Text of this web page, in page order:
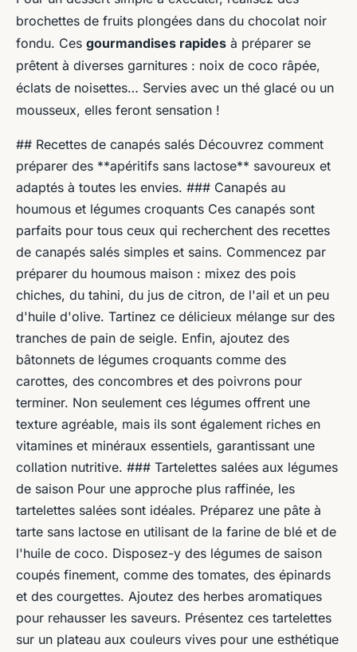
brochettes de fruits plongées dans du chocolat noir
fondu. Ces gourmandises rapides à préparer se
prêtent à diverses garnitures : noix de coco râpée,
éclats de noisettes… Servies avec un thé glacé ou un
mousseux, elles feront sensation !
## Recettes de canapés salés Découvrez comment
préparer des **apéritifs sans lactose** savoureux et
adaptés à toutes les envies. ### Canapés au
houmous et légumes croquants Ces canapés sont
parfaits pour tous ceux qui recherchent des recettes
de canapés salés simples et sains. Commencez par
préparer du houmous maison : mixez des pois
chiches, du tahini, du jus de citron, de l'ail et un peu
d'huile d'olive. Tartinez ce délicieux mélange sur des
tranches de pain de seigle. Enfin, ajoutez des
bâtonnets de légumes croquants comme des
carottes, des concombres et des poivrons pour
terminer. Non seulement ces légumes offrent une
texture agréable, mais ils sont également riches en
vitamines et minéraux essentiels, garantissant une
collation nutritive. ### Tartelettes salées aux légumes
de saison Pour une approche plus raffinée, les
tartelettes salées sont idéales. Préparez une pâte à
tarte sans lactose en utilisant de la farine de blé et de
l'huile de coco. Disposez-y des légumes de saison
coupés finement, comme des tomates, des épinards
et des courgettes. Ajoutez des herbes aromatiques
pour rehausser les saveurs. Présentez ces tartelettes
sur un plateau aux couleurs vives pour une esthétique